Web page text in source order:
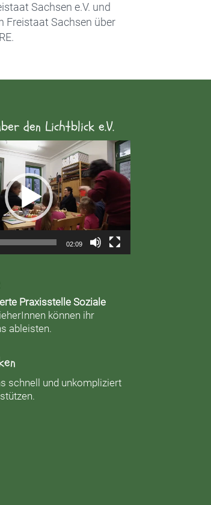
Sachsen e.V. und
Freistaat Sachsen über
den Lichtblick e.V.
02:09
Praxisstelle Soziale
können ihr
ableisten.
schnell und unkompliziert